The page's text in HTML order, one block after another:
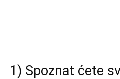
1) Spoznat ćete